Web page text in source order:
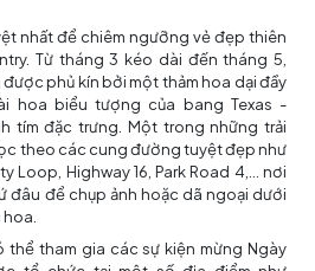
nhất để chiêm ngưỡng vẻ đẹp thiên
Từ tháng 3 kéo dài đến tháng 5,
phủ kín bởi một thảm hoa dại đầy
hoa biểu tượng của bang Texas -
tím đặc trưng. Một trong những trải
theo các cung đường tuyệt đẹp như
Loop, Highway 16, Park Road 4,... nơi
đâu để chụp ảnh hoặc dã ngoại dưới
thể tham gia các sự kiện mừng Ngày